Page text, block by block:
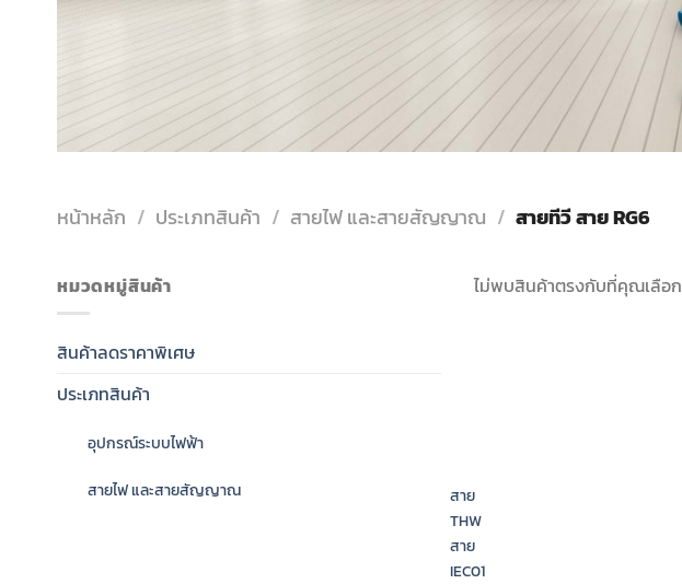
หน้าหลัก / ประเภทสินค้า / สายไฟ และสายสัญญาณ / สายทีวี สาย RG6
หมวดหมู่สินค้า
สินค้าลดราคาพิเศษ
ประเภทสินค้า
อุปกรณ์ระบบไฟฟ้า
สายไฟ และสายสัญญาณ
สาย
THW
สาย
IEC01
ไม่พบสินค้าตรงกับที่คุณเลือก